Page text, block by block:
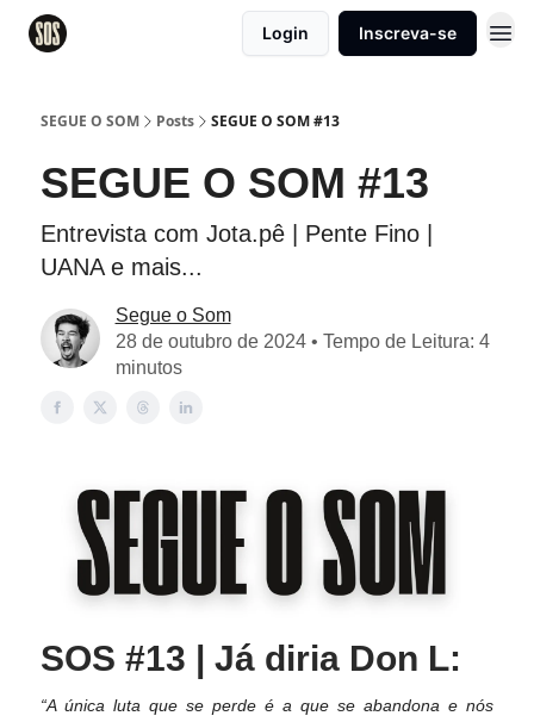
Login Inscreva-se
SEGUE O SOM Posts SEGUE O SOM #13
SEGUE O SOM #13
Entrevista com Jota.pê | Pente Fino |
UANA e mais...
Segue o Som
28 de outubro de 2024 • Tempo de Leitura: 4
minutos
SOS #13 | Já diria Don L:
“A única luta que se perde é a que se abandona e nós